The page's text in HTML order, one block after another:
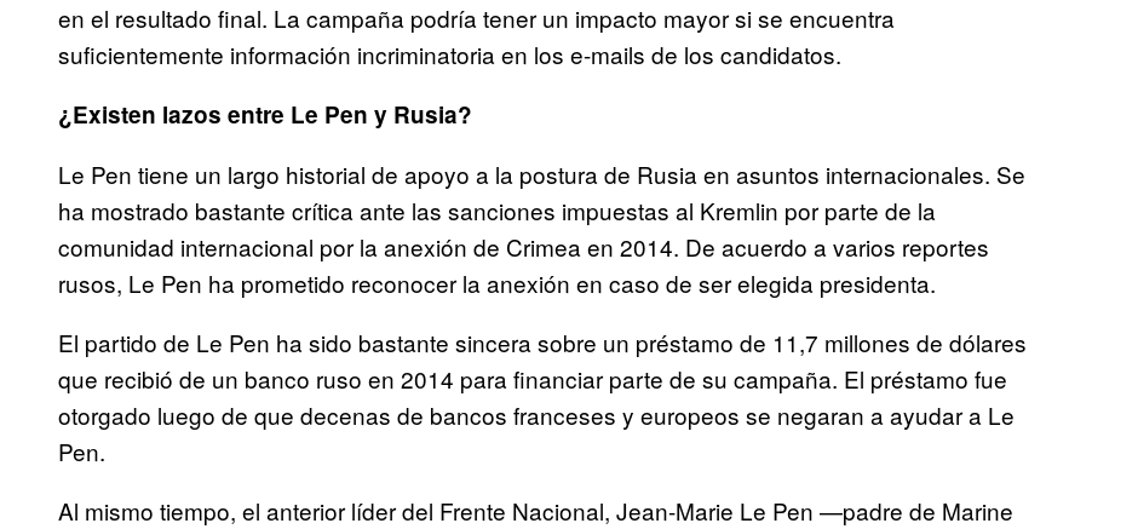
en el resultado final. La campaña podría tener un impacto mayor si se encuentra
suficientemente información incriminatoria en los e-mails de los candidatos.
¿Existen lazos entre Le Pen y Rusia?
Le Pen tiene un largo historial de apoyo a la postura de Rusia en asuntos internacionales. Se
ha mostrado bastante crítica ante las sanciones impuestas al Kremlin por parte de la
comunidad internacional por la anexión de Crimea en 2014. De acuerdo a varios reportes
rusos, Le Pen ha prometido reconocer la anexión en caso de ser elegida presidenta.
El partido de Le Pen ha sido bastante sincera sobre un préstamo de 11,7 millones de dólares
que recibió de un banco ruso en 2014 para financiar parte de su campaña. El préstamo fue
otorgado luego de que decenas de bancos franceses y europeos se negaran a ayudar a Le
Pen.
Al mismo tiempo, el anterior líder del Frente Nacional, Jean-Marie Le Pen —padre de Marine